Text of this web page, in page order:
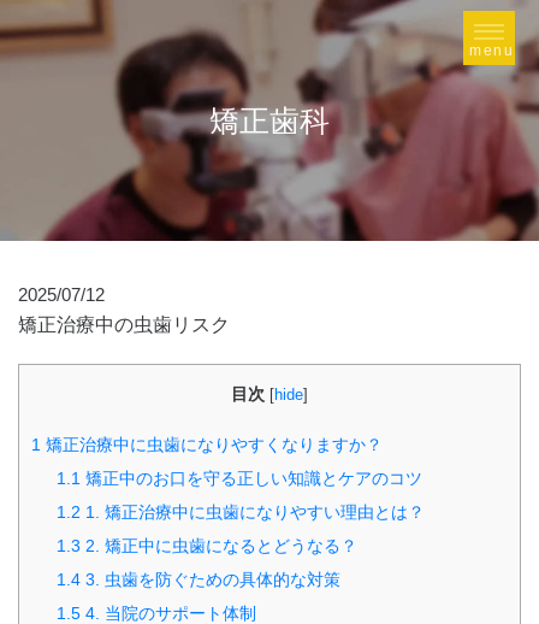
矯正歯科
2025/07/12
矯正治療中の虫歯リスク
目次 [hide]
1 矯正治療中に虫歯になりやすくなりますか？
1.1 矯正中のお口を守る正しい知識とケアのコツ
1.2 1. 矯正治療中に虫歯になりやすい理由とは？
1.3 2. 矯正中に虫歯になるとどうなる？
1.4 3. 虫歯を防ぐための具体的な対策
1.5 4. 当院のサポート体制